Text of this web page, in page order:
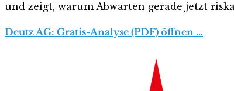
und zeigt, warum Abwarten gerade jetzt
Deutz AG: Gratis-Analyse (PDF) öffnen …